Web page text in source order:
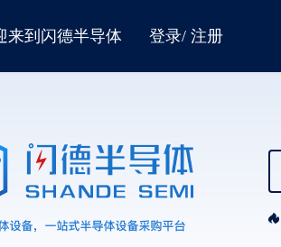
来到闪德半导体 登录/ 注册